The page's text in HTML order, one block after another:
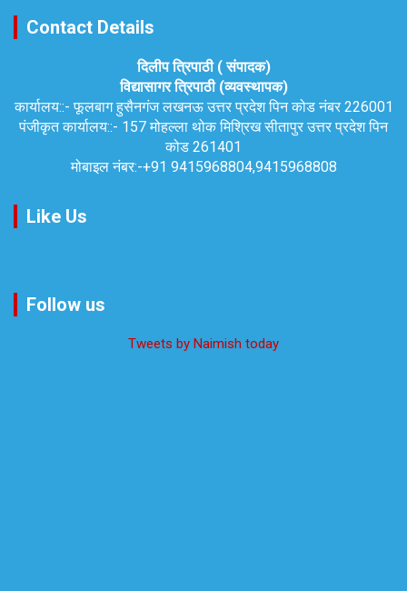
Contact Details
दिलीप त्रिपाठी ( संपादक)
विद्यासागर त्रिपाठी (व्यवस्थापक)
कार्यालय::-फूलबाग हुसैनगंज लखनऊ उत्तर प्रदेश पिन कोड नंबर 226001
पंजीकृत कार्यालय::- 157 मोहल्ला थोक मिश्रिख सीतापुर उत्तर प्रदेश पिन
कोड 261401
मोबाइल नंबर:-+91 9415968804,9415968808
Like Us
Follow us
Tweets by Naimish today